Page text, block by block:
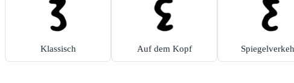
Klassisch Auf dem Kopf